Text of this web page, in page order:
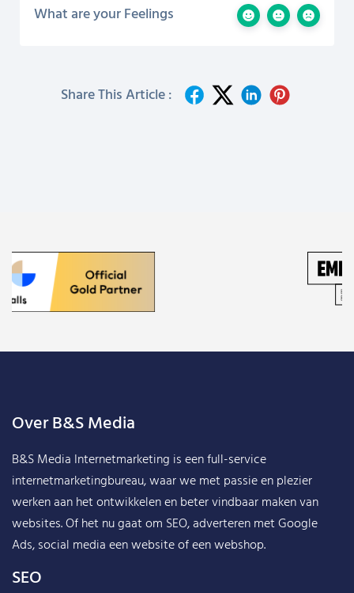
What are your Feelings
Share This Article :
Over B&S Media
B&S Media Internetmarketing is een full-service
internetmarketingbureau, waar we met passie en plezier
werken aan het ontwikkelen en beter vindbaar maken van
websites. Of het nu gaat om SEO, adverteren met Google
Ads, social media een website of een webshop.
SEO